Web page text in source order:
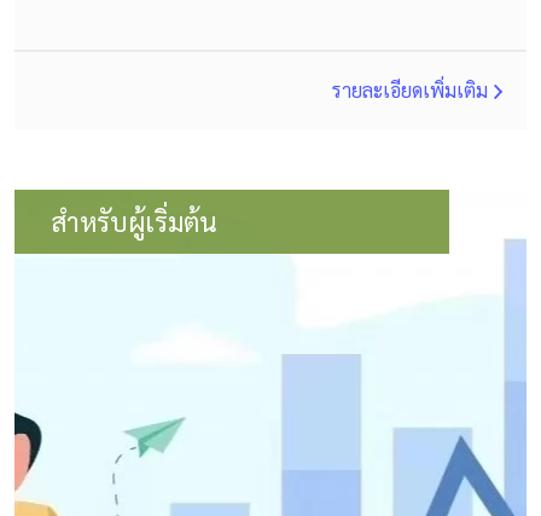
รายละเอียดเพิ่มเติม
สำหรับผู้เริ่มต้น